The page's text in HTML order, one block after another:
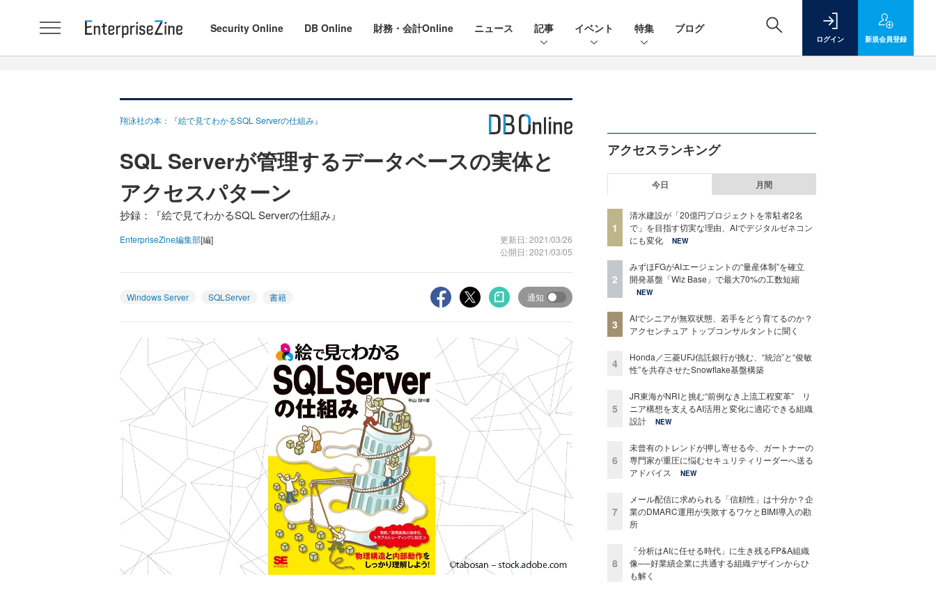
Security Online DB Online 財務・会計Online ニュース 記事 イベント 特集 ブログ
ログイン 新規会員登録
翔泳社の本：『絵で見てわかるSQL Serverの仕組み』
SQL Serverが管理するデータベースの実体と
アクセスパターン
抄録：『絵で見てわかるSQL Serverの仕組み』
EnterpriseZine編集部[編]
更新日: 2021/03/26
公開日: 2021/03/05
Windows Server SQLServer 書籍 通知
アクセスランキング
今日 月間
1
清水建設が「20億円プロジェクトを常駐者2名
で」を目指す切実な理由、AIでデジタルゼネコン
にも変化
NEW
2
みずほFGがAIエージェントの“量産体制”を確立
開発基盤「Wiz Base」で最大70%の工数短縮
NEW
3
AIでシニアが無双状態、若手をどう育てるのか？
アクセンチュア トップコンサルタントに聞く
4
Honda／三菱UFJ信託銀行が挑む、“統治”と“俊敏
性”を共存させたSnowflake基盤構築
5
JR東海がNRIと挑む“前例なき上流工程変革” リ
ニア構想を支えるAI活用と変化に適応できる組織
設計
NEW
6
未曾有のトレンドが押し寄せる今、ガートナーの
専門家が重圧に悩むセキュリティリーダーへ送る
アドバイス
NEW
7
メール配信に求められる「信頼性」は十分か？企
業のDMARC運用が失敗するワケとBIMI導入の勘
所
8
「分析はAIに任せる時代」に生き残るFP&A組織
像──好業績企業に共通する組織デザインからひ
も解く